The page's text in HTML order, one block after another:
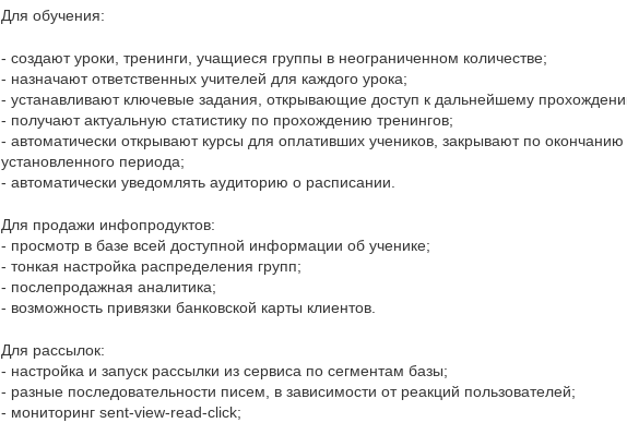
Для обучения:
- создают уроки, тренинги, учащиеся группы в неограниченном количестве;
- назначают ответственных учителей для каждого урока;
- устанавливают ключевые задания, открывающие доступ к дальнейшему
- получают актуальную статистику по прохождению тренингов;
- автоматически открывают курсы для оплативших учеников, закрывают по
установленного периода;
- автоматически уведомлять аудиторию о расписании.
Для продажи инфопродуктов:
- просмотр в базе всей доступной информации об ученике;
- тонкая настройка распределения групп;
- послепродажная аналитика;
- возможность привязки банковской карты клиентов.
Для рассылок:
- настройка и запуск рассылки из сервиса по сегментам базы;
- разные последовательности писем, в зависимости от реакций пользователей;
- мониторинг sent-view-read-click;